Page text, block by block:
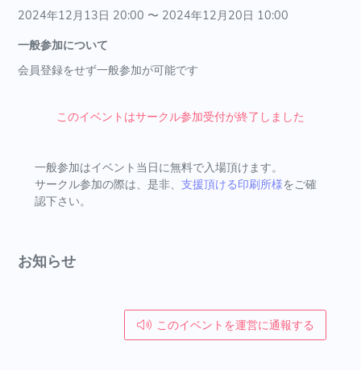
2024年12月13日 20:00 〜 2024年12月20日 10:00
一般参加について
会員登録をせず一般参加が可能です
このイベントはサークル参加受付が終了しました
一般参加はイベント当日に無料で入場頂けます。
サークル参加の際は、是非、 支援頂ける印刷所様をご確
認下さい。
お知らせ
このイベントを運営に通報する